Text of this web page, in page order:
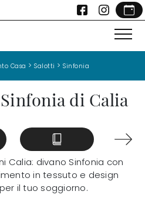
Casa > Salotti > Sinfonia
di Calia
Calia: divano Sinfonia con
in tessuto e design
il tuo soggiorno.